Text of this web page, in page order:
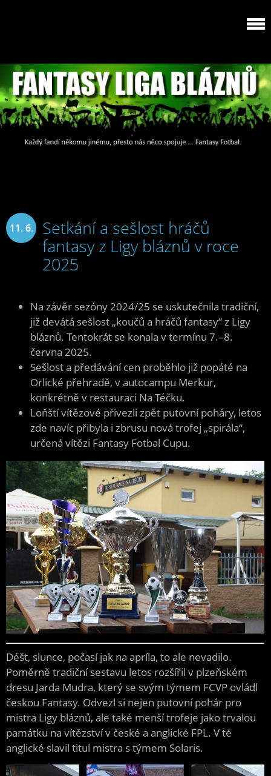
11. 6.
Setkání a sešlost hráčů
fantasy z Ligy bláznů v roce
2025
Na závěr sezóny 2024/25 se uskutečnila tradiční,
již devátá sešlost „koučů a hráčů fantasy“ z Ligy
bláznů. Tentokrát se konala v termínu 7.–8.
června 2025.
Sešlost a předávání cen proběhlo již popáté na
Orlické přehradě, v autocampu Merkur,
konkrétně v restauraci Na Téčku.
Loňští vítězové přivezli zpět putovní poháry, letos
zde navíc přibyla i zbrusu nová trofej „spirála“,
určená vítězi Fantasy Fotbal Cupu.
Déšt, slunce, počasí jak na apríla, to ale nevadilo.
Poměrně tradiční sestavu letos rozšířil v plzeňském
dresu Jarda Mudra, který se svým týmem FCVP ovládl
českou Fantasy. Odvezl si nejen putovní pohár pro
mistra Ligy bláznů, ale také menší trofeje jako trvalou
památku na vítězství v české a anglické FPL. V té
anglické slavil titul mistra s týmem Solaris.